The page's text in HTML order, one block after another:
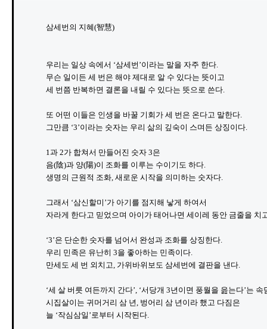
삼세번의 지혜(智慧)
우리는 일상 속에서 ‘삼세번’이라는 말을 자주 한다.
무슨 일이든 세 번은 해야 제대로 알 수 있다는 뜻이고
세 번쯤 반복하면 결론을 내릴 수 있다는 뜻으로 쓴다.
또 어떤 이들은 인생을 바꿀 기회가 세 번은 온다고 말한다.
그만큼 ‘3’이라는 숫자는 우리 삶의 깊숙이 스며든 상징이다.
1과 2가 합쳐서 만들어진 숫자 3은
음(陰)과 양(陽)이 조화를 이루는 수이기도 하다.
생명의 근원적 조화, 새로운 시작을 의미하는 숫자다.
그래서 ‘삼신할미’가 아기를 점지해 낳게 하여서
자라게 한다고 믿었으며 아이가 태어나면 세이레 동안 금줄을 치
‘3’은 단순한 숫자를 넘어서 완성과 조화를 상징한다.
우리 민족은 유난히 3을 좋아하는 민족이다.
만세도 세 번 외치고, 가위바위보도 삼세번에 결판을 낸다.
‘세 살 버릇 여든까지 간다’, ‘서당개 3년이면 풍월을 읊는다’는 속
시집살이는 귀머거리 삼 년, 벙어리 삼 년이라 했고 다짐은
늘 ‘작심삼일’로부터 시작된다.